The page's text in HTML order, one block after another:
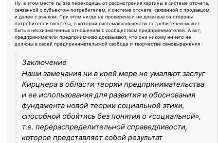
Ну. в этом месте ты эээ переходишь от рассмотрения картины в системе отсчета,
связанной с субъектом-потребителем, к системе отсчета, связанной с продавцом
и далее с рынком. При этом нигде не проверена и не доказана со стороны
потребителей гипотеза, в которой система/сообщество потребителей может
быть в несхизмогенных отношениях с сообществом предпринимателей. А вот,
предприниматели предприимчиво доказывают, что они никому ничего не
должны в своей предпринимательской свободе и творчестве самовыражения :
Заключение
Наши замечания ни в коей мере не умаляют заслуг
Кирцнера в области теории предпринимательства
и ее использования для развития и обоснования
фундамента новой теории социальной этики,
способной обойтись без понятия о «социальной»,
т.е. перераспределительной справедливости,
которое представляет собой результат